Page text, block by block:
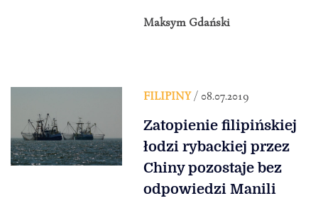
Maksym Gdański
FILIPINY/ 08.07.2019
Zatopienie filipińskiej
łodzi rybackiej przez
Chiny pozostaje bez
odpowiedzi Manili